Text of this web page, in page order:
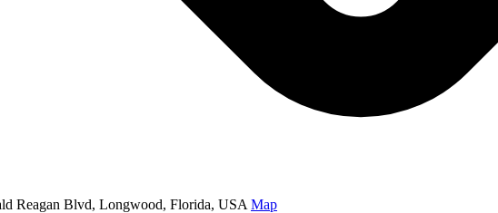
Reagan Blvd, Longwood, Florida, USA Map